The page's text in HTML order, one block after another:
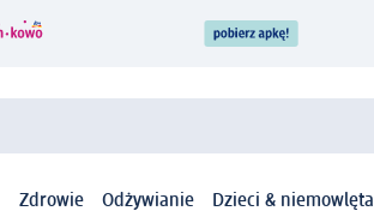
Zdrowie Odżywianie Dzieci & niemowlęta